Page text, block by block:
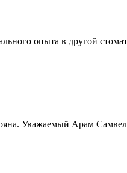
опыта в другой
Уважаемый Арам